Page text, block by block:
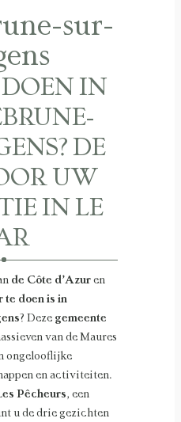
sur-
IN
DE
UW
IN LE
de Côte d’Azuren
te doen is in
? Deze gemeente
van de Maures
ongelooflijke
en activiteiten.
Pêcheurs, een
u de drie gezichten